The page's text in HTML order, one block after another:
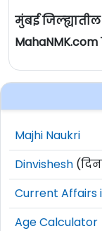
मुंबई
Majhi Naukri
Dinvishesh
Current Affairs
Age Calculator